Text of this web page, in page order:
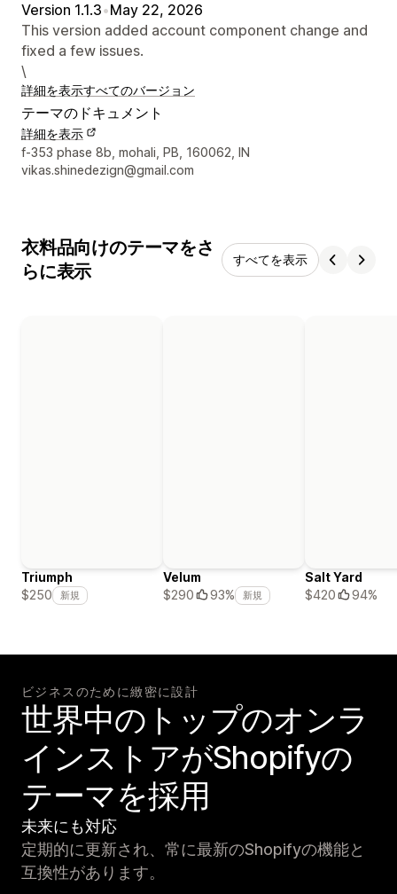
Version 1.1.3•May 22, 2026
This version added account component change and
fixed a few issues.
\
詳細を表示すべてのバージョン
テーマのドキュメント
詳細を表示
デザイナーの連絡先情報
f-353 phase 8b, mohali, PB, 160062, IN
vikas.shinedezign@gmail.com
衣料品向けのテーマをさ
らに表示
すべてを表示
Triumph
$250
新規
Velum
$290
93% 新規
Salt Yard
$420
94%
ビジネスのために緻密に設計
世界中のトップのオンラ
インストアがShopifyの
テーマを採用
未来にも対応
定期的に更新され、常に最新のShopifyの機能と
互換性があります。